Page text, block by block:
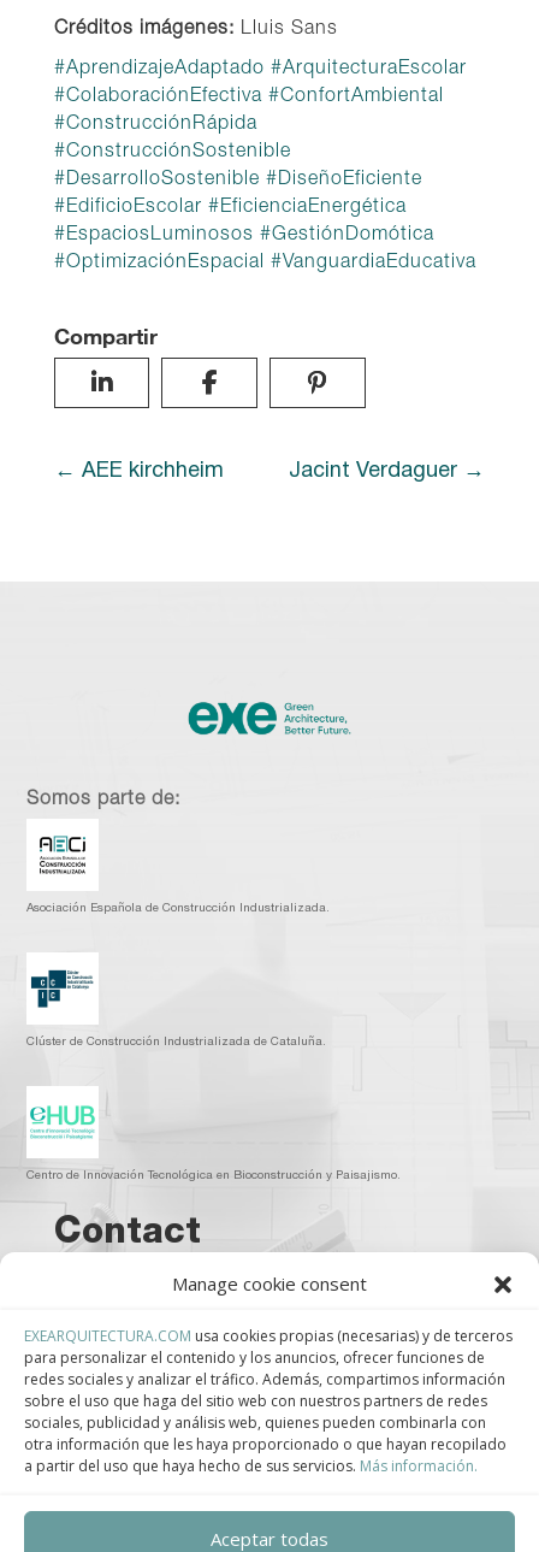
Manage cookie consent
EXEARQUITECTURA.COM usa cookies propias (necesarias) y de terceros
para personalizar el contenido y los anuncios, ofrecer funciones de
redes sociales y analizar el tráfico. Además, compartimos información
sobre el uso que haga del sitio web con nuestros partners de redes
sociales, publicidad y análisis web, quienes pueden combinarla con
otra información que les haya proporcionado o que hayan recopilado
a partir del uso que haya hecho de sus servicios. Más información.
Aceptar todas
Créditos imágenes: Lluis Sans
#AprendizajeAdaptado #ArquitecturaEscolar
#ColaboraciónEfectiva#ConfortAmbiental
#ConstrucciónRápida
#ConstrucciónSostenible
#DesarrolloSostenible #DiseñoEficiente
#EdificioEscolar #EficienciaEnergética
#EspaciosLuminosos #GestiónDomótica
#OptimizaciónEspacial #VanguardiaEducativa
Compartir
Jacint Verdaguer
AEE kirchheim
Somos parte de:
Asociación Española de Construcción Industrializada.
Clúster de Construcción Industrializada de Cataluña.
Centro de Innovación Tecnológica en Bioconstrucción y Paisajismo.
Contact
Teléfono
+34 932 008 035
Correo electrónico
adm@exearquitectura.com